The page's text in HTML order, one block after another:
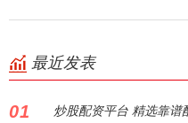
最近发表
01 炒股配资平台 精选靠谱